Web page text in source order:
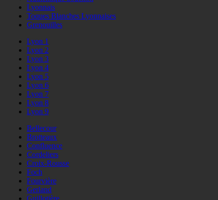
Lyonnais
Toques Blanches Lyonnaises
Grenouilles
Lyon 1
Lyon 2
Lyon 3
Lyon 4
Lyon 5
Lyon 6
Lyon 7
Lyon 8
Lyon 9
Bellecour
Brotteaux
Confluence
Cordeliers
Croix-Rousse
Foch
Fourvière
Gerland
Guillotière